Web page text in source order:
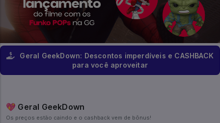
Geral GeekDown: Descontos imperdíveis e CASHBACK
para você aproveitar
💖 Geral GeekDown
Os preços estão caindo e o cashback vem de bônus!